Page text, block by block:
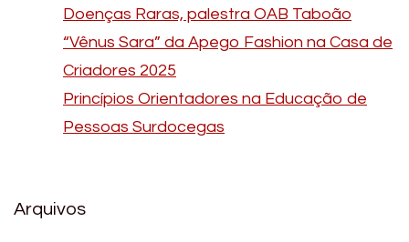
Doenças Raras, palestra OAB Taboão
“Vênus Sara” da Apego Fashion na Casa de
Criadores 2025
Princípios Orientadores na Educação de
Pessoas Surdocegas
Arquivos